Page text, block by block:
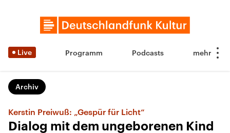
Live Programm Podcasts
Archiv
Kerstin Preiwuß: „Gespür für Licht“
Dialog mit dem ungeborenen Kind